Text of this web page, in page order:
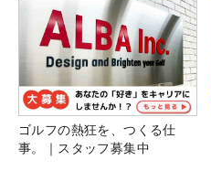
ゴルフの熱狂を、つくる仕
事。｜スタッフ募集中